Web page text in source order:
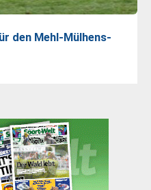
den Mehl-Mülhens-